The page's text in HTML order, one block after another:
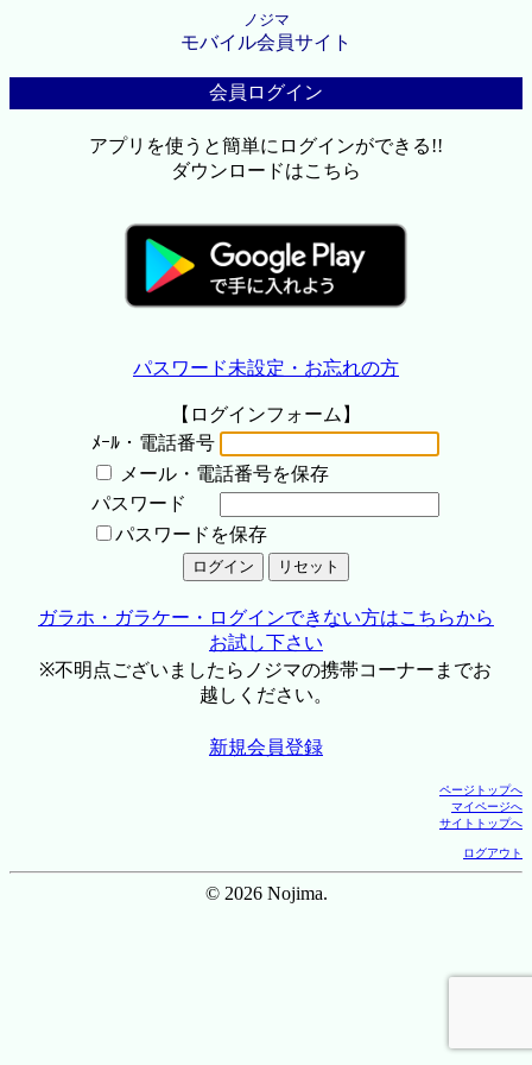
ノジマ
モバイル会員サイト
会員ログイン
アプリを使うと簡単にログインができる!!
ダウンロードはこちら
パスワード未設定・お忘れの方
【ログインフォーム】
ﾒｰﾙ・電話番号
メール・電話番号を保存
パスワード
パスワードを保存
ガラホ・ガラケー・ログインできない方はこちらから
お試し下さい
※不明点ございましたらノジマの携帯コーナーまでお
越しください。
新規会員登録
ページトップへ
マイページへ
サイトトップへ
ログアウト
© 2026 Nojima.